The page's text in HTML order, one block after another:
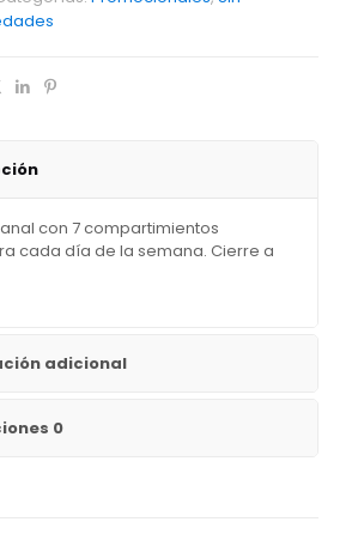
con 7 compartimientos
cada día de la semana. Cierre a
adicional
0